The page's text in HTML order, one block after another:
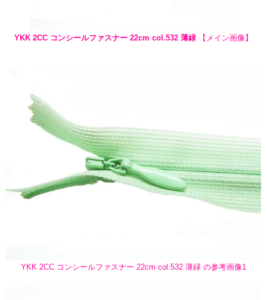
YKK 2CC コンシールファスナー 22cm col.532 薄緑【メイン画像】
YKK 2CC コンシールファスナー 22cm col.532 薄緑 の参考画像1